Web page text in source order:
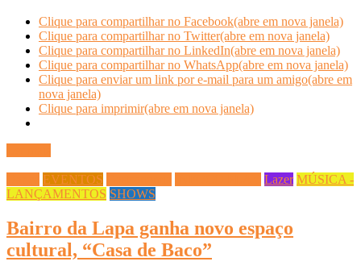
Clique para compartilhar no Facebook(abre em nova janela)
Clique para compartilhar no Twitter(abre em nova janela)
Clique para compartilhar no LinkedIn(abre em nova janela)
Clique para compartilhar no WhatsApp(abre em nova janela)
Clique para enviar um link por e-mail para um amigo(abre em
nova janela)
Clique para imprimir(abre em nova janela)
EVENTOS Lazer MÚSICA -
LANÇAMENTOS SHOWS
Bairro da Lapa ganha novo espaço
cultural, “Casa de Baco”